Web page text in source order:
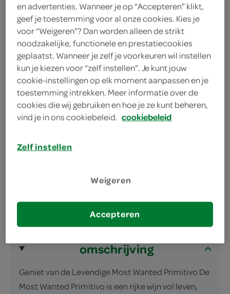
Let op: aanbiedingen zijn niet zichtbaar bij de
producten, maar worden wél automatisch
verwerkt in de winkelmand.
volle rode keuze met een warm fruitprofiel, perfect
voor een avond met pasta of hartige snacks
Vol kersenprofiel, complex aroma
omschrijving
Geniet van de Levendige Most Wanted Primitivo De
Most Wanted Primitivo is een rijke wijn vol leven,
en advertenties. Wanneer je op “Accepteren” klikt,
geef je toestemming voor al onze cookies. Kies je
voor “Weigeren”? Dan worden alleen de strikt
noodzakelijke, functionele en prestatiecookies
geplaatst. Wanneer je zelf je voorkeuren wil instellen
kun je kiezen voor “zelf instellen”. Je kunt jouw
cookie-instellingen op elk moment aanpassen en je
toestemming intrekken. Meer informatie over de
cookies die wij gebruiken en hoe je ze kunt beheren,
vind je in ons cookiebeleid. cookiebeleid
Zelf instellen
Weigeren
Accepteren